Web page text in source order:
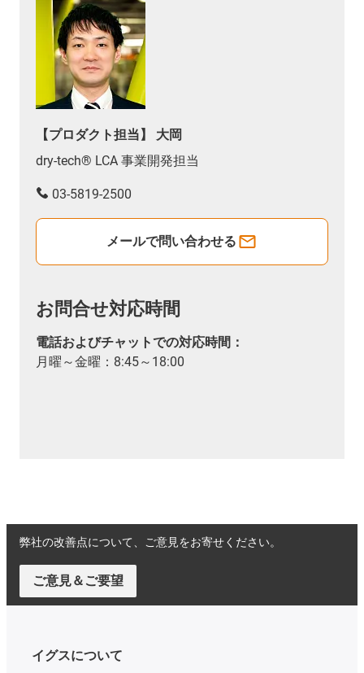
【プロダクト担当】 大岡
dry-tech® LCA 事業開発担当
03-5819-2500
メールで問い合わせる
お問合せ対応時間
電話およびチャットでの対応時間：
月曜～金曜：8:45～18:00
弊社の改善点について、ご意見をお寄せください。
ご意見＆ご要望
イグスについて